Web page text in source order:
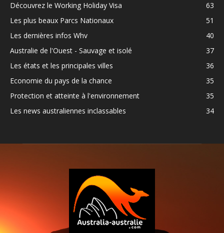
Découvrez le Working Holiday Visa
63
Les plus beaux Parcs Nationaux
51
Les dernières infos Whv
40
Australie de l'Ouest - Sauvage et isolé
37
Les états et les principales villes
36
Economie du pays de la chance
35
Protection et atteinte à l'environnement
35
Les news australiennes inclassables
34